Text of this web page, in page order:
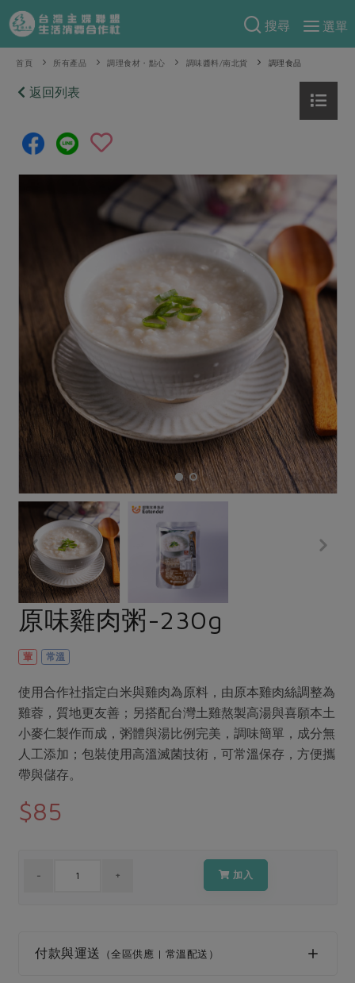
搜尋
選單
產品分類
當季蔬果
芽苗類
辛香料類
乳製品
米麵雜糧
肉品・水產
畜產肉類 水產
水畜加工品
調理食材・點心
調味醬料/南北貨 烘焙
休閒零嘴 沖泡飲品
保健食品
居家好物
美妝保養
家庭清潔 織品
日用品
最新產品
優惠專區
素食專區
食譜料理
食材
料理方式
烘焙．點心
醬料
湯品．鍋物
漬物
涼拌沙拉
飲品
主題食譜
養身食補
節慶大餐
特別企畫
預購活動
把最好的台灣味帶回家！
防災用品預購圓滿結束
2026年端午節預購圓滿結束
更多預購活動
當季產品
合作25-經典快閃最後一週
合作25-精選產品第四彈
合作25-精選產品第三彈
更多當季產品
議題活動
主婦聯盟X樂齡網特約優惠案
30%rPET紅烏龍茶
2024農業發展計畫年度報告
更多議題活動
把最好的台灣味帶回家！
綠主張
一籃菜真心話
社內大小事 合作聯合國
生活提案
樂齡生活 親子食育
廚房瑜伽
關注議題
減硝酸鹽 惜食
非基改運動 支持本土農糧
廢核運動 能源議題
減添加物 減塑減廢
公益金 食農教育
更多議題
生活者e週報
綠主張月刊
典藏閱覽室
認識合作社
關於我們
合作社組織
員工與求才
產品檢驗
自主把關
檢驗報告
硝酸鹽檢驗
社員權益
合作社法規
社務專區
選舉專區
最新消息
媒體報導
下載專區
社務會議
重要公告
首頁 所有產品 調理食材・點心 調味醬料/南北貨 調理食品
返回列表
原味雞肉粥-230g
葷 常溫
使用合作社指定白米與雞肉為原料，由原本雞肉絲調整為
雞蓉，質地更友善；另搭配台灣土雞熬製高湯與喜願本土
小麥仁製作而成，粥體與湯比例完美，調味簡單，成分無
人工添加；包裝使用高溫滅菌技術，可常溫保存，方便攜
帶與儲存。
$85
加入
付款與運送 （全區供應 | 常溫配送）